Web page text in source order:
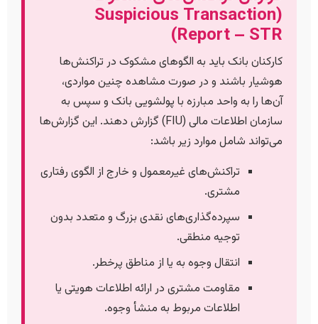
(Suspicious Transaction
Report – STR)
کارکنان بانک باید به الگوهای مشکوک در تراکنش‌ها
هوشیار باشند و در صورت مشاهده چنین مواردی،
آن‌ها را به واحد مبارزه با پولشویی بانک و سپس به
سازمان اطلاعات مالی (FIU) گزارش دهند. این گزارش‌ها
می‌تواند شامل موارد زیر باشد:
تراکنش‌های غیرمعمول و خارج از الگوی رفتاری
مشتری.
سپرده‌گذاری‌های نقدی بزرگ و متعدد بدون
توجیه منطقی.
انتقال وجوه به یا از مناطق پرخطر.
مقاومت مشتری در ارائه اطلاعات هویتی یا
اطلاعات مربوط به منشأ وجوه.